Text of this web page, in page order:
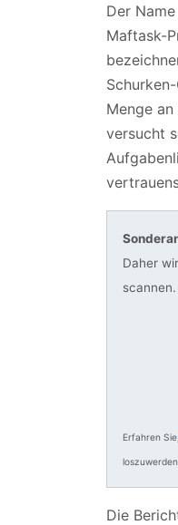
Der
Maftask-
Menge
versucht
Daher
scannen.
Erfahren Sie,
Die